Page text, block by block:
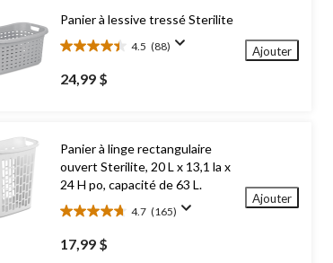
Panier à lessive tressé Sterilite
4.5 (88)
4.5
étoile(s)
sur
24,99 $
Ajouter
Panier à linge rectangulaire
ouvert Sterilite, 20 L x 13,1 la x
24 H po, capacité de 63 L.
4.7 (165)
4.7
étoile(s)
sur
17,99 $
Ajouter